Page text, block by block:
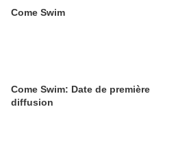
Come Swim
Come Swim: Date de première
diffusion